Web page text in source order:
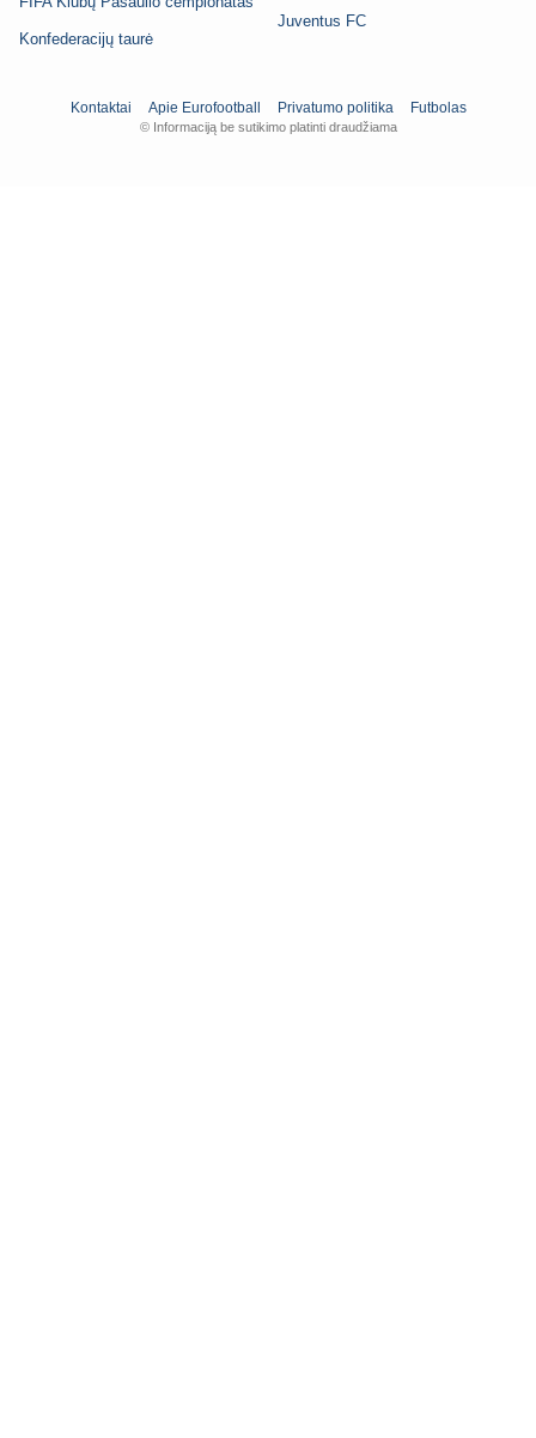
Konfederacijų taurė
Juventus FC
Kontaktai Apie Eurofootball Privatumo politika Futbolas
© Informaciją be sutikimo platinti draudžiama